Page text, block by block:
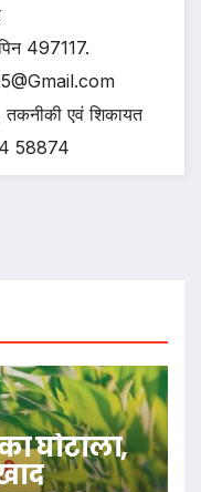
497117.
एवं शिकायत
58874
घोटाला,